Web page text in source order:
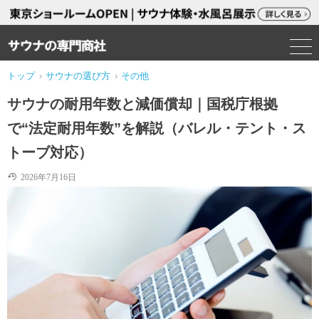
トップ › サウナの選び方 › その他
サウナの耐用年数と減価償却｜国税庁根拠
で“法定耐用年数”を解説（バレル・テント・ス
トーブ対応）
2026年7月16日